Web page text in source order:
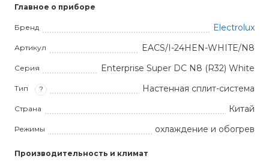
Главное о приборе
Бренд Electrolux
Артикул EACS/I-24HEN-WHITE/N8
Серия Enterprise Super DC N8 (R32) White
Тип ? Настенная сплит-система
Страна Китай
Режимы охлаждение и обогрев
Производительность и климат